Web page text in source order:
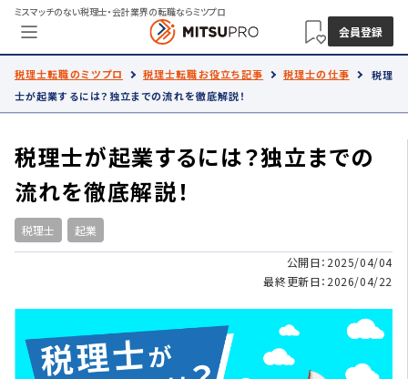
ミスマッチのない税理士・会計業界の転職ならミツプロ
会員登録
税理士転職のミツプロ 税理士転職お役立ち記事 税理士の仕事
税理
士が起業するには？独立までの流れを徹底解説！
税理士が起業するには？独立までの
流れを徹底解説！
税理士 起業
公開日：2025/04/04
最終更新日：2026/04/22